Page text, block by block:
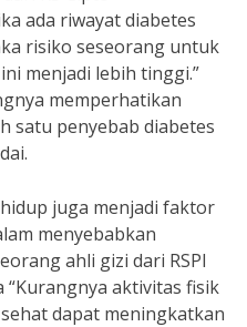
ada riwayat diabetes
risiko seseorang untuk
menjadi lebih tinggi.”
memperhatikan
satu penyebab diabetes
juga menjadi faktor
menyebabkan
ahli gizi dari RSPI
“Kurangnya aktivitas fisik
dapat meningkatkan